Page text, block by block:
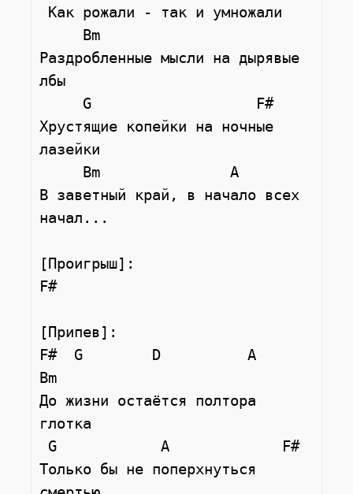
Раздробленные мысли на дырявые
лбы
Хрустящие копейки на ночные
лазейки
В заветный край, в начало всех
начал...
[Проигрыш]:
F#
[Припев]:
F#  G        D          A
Bm
До жизни остаётся полтора
глотка
Только бы не поперхнуться